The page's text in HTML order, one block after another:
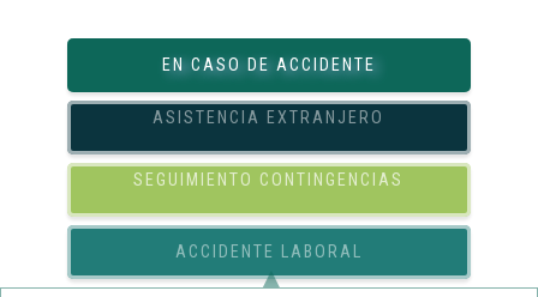
EN CASO DE ACCIDENTE
ASISTENCIA EXTRANJERO
SEGUIMIENTO CONTINGENCIAS
ACCIDENTE LABORAL
▲